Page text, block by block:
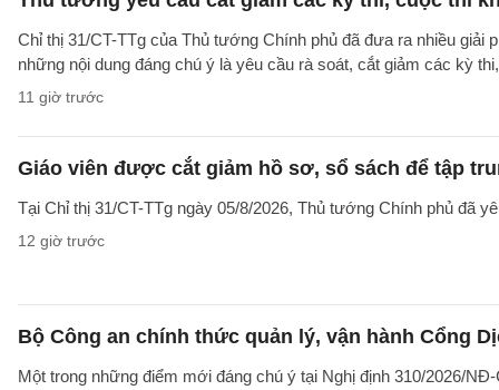
Chỉ thị 31/CT-TTg của Thủ tướng Chính phủ đã đưa ra nhiều giải
những nội dung đáng chú ý là yêu cầu rà soát, cắt giảm các kỳ
11 giờ trước
Giáo viên được cắt giảm hồ sơ, sổ sách để tập
Tại Chỉ thị 31/CT-TTg ngày 05/8/2026, Thủ tướng Chính phủ đã
12 giờ trước
Bộ Công an chính thức quản lý, vận hành Cổng
Một trong những điểm mới đáng chú ý tại Nghị định 310/2026/